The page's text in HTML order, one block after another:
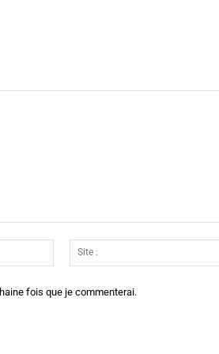
Email
:*
fois que je commenterai.